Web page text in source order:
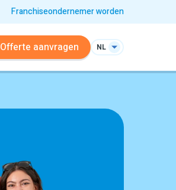
Franchiseondernemer worden
Offerte aanvragen NL